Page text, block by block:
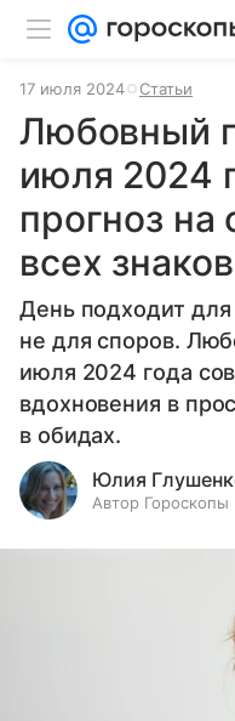
17 июля 2024 Статьи
Любовный
июля 2024
прогноз на
всех
День подходит
не для споров.
июля 2024 года
вдохновения в
в обидах.
Юлия
Автор Гороскопы